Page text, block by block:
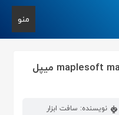
منو
دانلود maplesoft maple 2024.2 Win/Linux میپل
نویسنده: سافت ابزار